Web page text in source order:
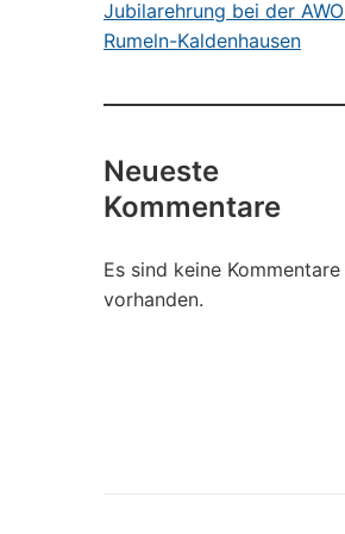
Jubilarehrung bei der AWO
Rumeln-Kaldenhausen
Neueste
Kommentare
Es sind keine Kommentare
vorhanden.